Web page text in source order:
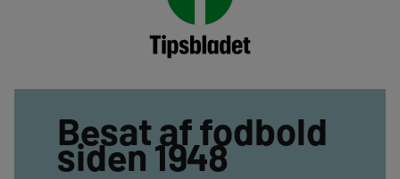
Besat af fodbold
siden 1948